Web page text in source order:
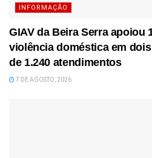
INFORMAÇÃO
GIAV da Beira Serra apoiou
violência doméstica em
de 1.240 atendimentos
7 DE AGOSTO, 2026